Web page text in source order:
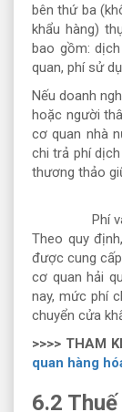
bên thứ ba
khẩu hàng)
bao gồm:
quan, phí sử
Nếu doanh
hoặc người
cơ quan nhà
chi trả phí
thương thảo
Phí
Theo quy
được cung
cơ quan hải
nay, mức phí
chuyển cửa
>>>> THAM
quan hàng
6.2